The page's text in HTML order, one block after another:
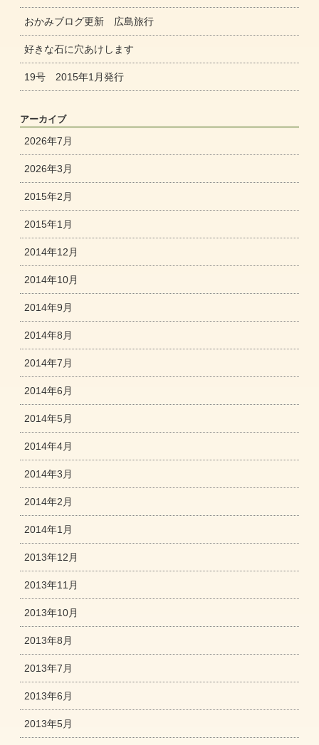
おかみブログ更新 広島旅行
好きな石に穴あけします
19号 2015年1月発行
アーカイブ
2026年7月
2026年3月
2015年2月
2015年1月
2014年12月
2014年10月
2014年9月
2014年8月
2014年7月
2014年6月
2014年5月
2014年4月
2014年3月
2014年2月
2014年1月
2013年12月
2013年11月
2013年10月
2013年8月
2013年7月
2013年6月
2013年5月